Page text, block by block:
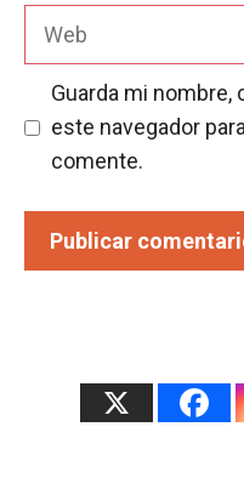
Guarda mi
este navegador
comente.